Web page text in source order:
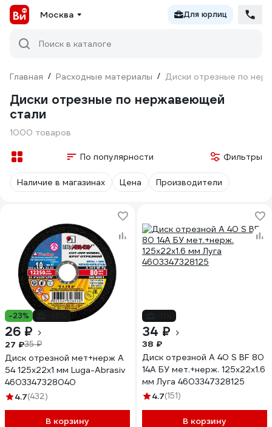
Москва Для юрлиц
Поиск в каталоге
Главная / Расходные материалы / Диски отрезные по
Диски отрезные по нержавеющей
стали
1000 товаров
По популярности Фильтры
Наличие в магазинах Цена Производители
-23%
26 ₽
27 ₽35 ₽
Диск отрезной мет+нерж A
54 125х22х1 мм Luga-Abrasiv
4603347328040
4.7(432)
В корзину
34 ₽
38 ₽
Диск отрезной A 40 S BF 80
14А БУ мет.+нерж. 125х22х1.6
мм Луга 4603347328125
4.7(151)
В корзину